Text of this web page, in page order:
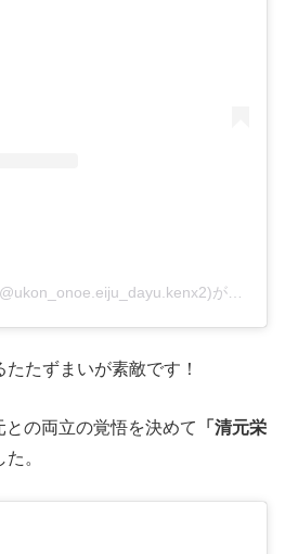
たずまいが素敵です！
の両立の覚悟を決めて
「清元栄
。